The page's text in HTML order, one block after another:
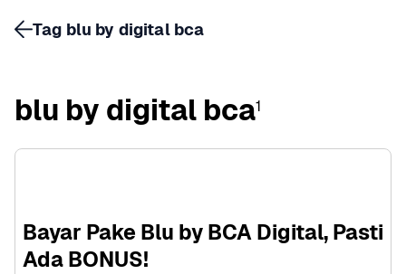
blu by digital bca1
Bayar Pake Blu by BCA Digital, Pasti
Ada BONUS!
Tag blu by digital bca